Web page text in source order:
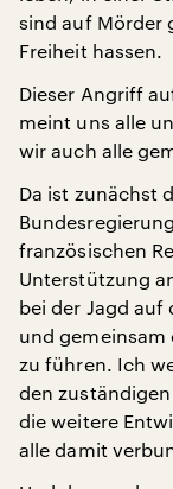
sind auf Mörder
Freiheit hassen.
Dieser Angriff
meint uns alle
wir auch alle
Da ist zunächst
französischen
Unterstützung
bei der Jagd auf
und gemeinsam
zu führen. Ich
den
die weitere
alle damit